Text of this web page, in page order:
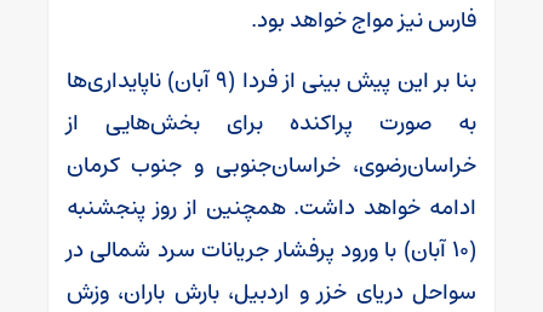
فارس نیز مواج خواهد بود.
بنا بر این پیش بینی از فردا (۹ آبان) ناپایداری‌ها
به صورت پراکنده برای بخش‌هایی از
خراسان‌رضوی، خراسان‌جنوبی و جنوب کرمان
ادامه خواهد داشت. همچنین از روز پنجشنبه
(۱۰ آبان) با ورود پرفشار جریانات سرد شمالی در
سواحل دریای خزر و اردبیل، بارش باران، وزش